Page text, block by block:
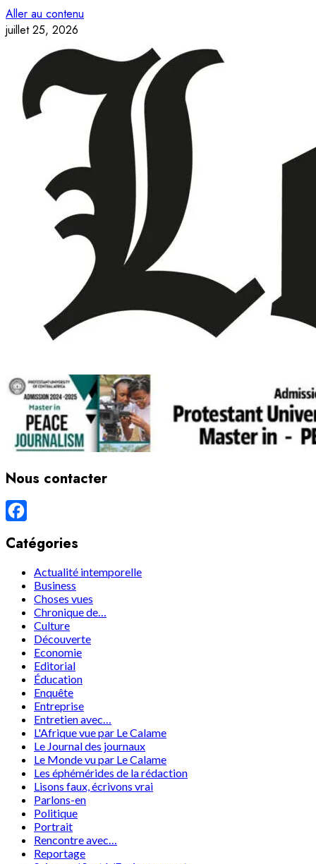
Aller au contenu
juillet 25, 2026
Nous contacter
Catégories
Actualité intemporelle
Business
Choses vues
Chronique de…
Culture
Découverte
Economie
Editorial
Éducation
Enquête
Entreprise
Entretien avec…
L'Afrique vue par Le Calame
Le Journal des journaux
Le Monde vu par Le Calame
Les éphémérides de la rédaction
Lisons faux, écrivons vrai
Parlons-en
Politique
Portrait
Rencontre avec…
Reportage